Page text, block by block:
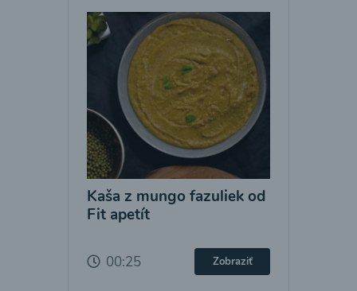
Kaša z mungo fazuliek od
Fit apetít
00:25 Zobraziť